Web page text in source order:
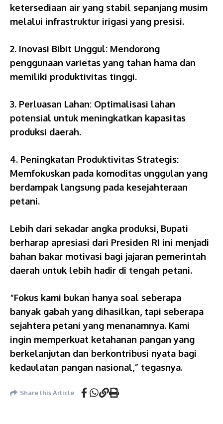
ketersediaan air yang stabil sepanjang musim
melalui infrastruktur irigasi yang presisi.
2. Inovasi Bibit Unggul: Mendorong
penggunaan varietas yang tahan hama dan
memiliki produktivitas tinggi.
3. Perluasan Lahan: Optimalisasi lahan
potensial untuk meningkatkan kapasitas
produksi daerah.
4. Peningkatan Produktivitas Strategis:
Memfokuskan pada komoditas unggulan yang
berdampak langsung pada kesejahteraan
petani.
Lebih dari sekadar angka produksi, Bupati
berharap apresiasi dari Presiden RI ini menjadi
bahan bakar motivasi bagi jajaran pemerintah
daerah untuk lebih hadir di tengah petani.
“Fokus kami bukan hanya soal seberapa
banyak gabah yang dihasilkan, tapi seberapa
sejahtera petani yang menanamnya. Kami
ingin memperkuat ketahanan pangan yang
berkelanjutan dan berkontribusi nyata bagi
kedaulatan pangan nasional,” tegasnya.
Share this Article